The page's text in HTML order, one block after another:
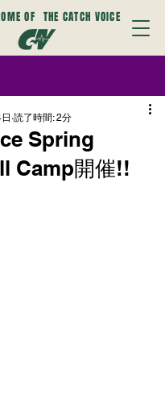
OF THE CATCH VOICE
Spring
Camp開催!!
読了時間: 2分